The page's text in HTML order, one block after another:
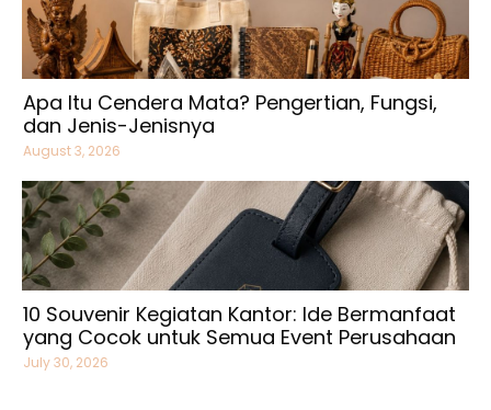
Apa Itu Cendera Mata? Pengertian, Fungsi,
dan Jenis-Jenisnya
August 3, 2026
10 Souvenir Kegiatan Kantor: Ide Bermanfaat
yang Cocok untuk Semua Event Perusahaan
July 30, 2026